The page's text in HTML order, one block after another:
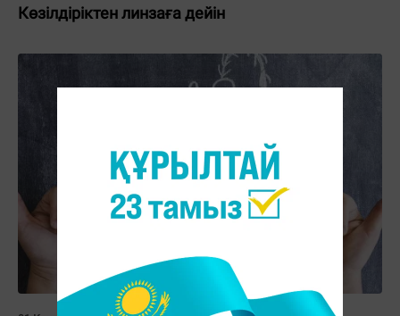
Көзілдіріктен линзаға дейін